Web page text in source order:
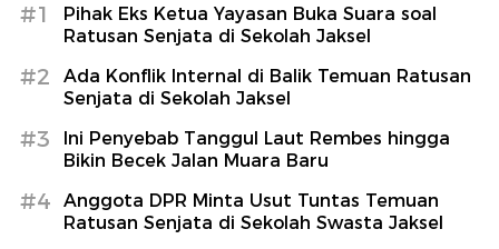
#1
Pihak Eks Ketua Yayasan Buka Suara soal
Ratusan Senjata di Sekolah Jaksel
#2
Ada Konflik Internal di Balik Temuan Ratusan
Senjata di Sekolah Jaksel
#3
Ini Penyebab Tanggul Laut Rembes hingga
Bikin Becek Jalan Muara Baru
#4
Anggota DPR Minta Usut Tuntas Temuan
Ratusan Senjata di Sekolah Swasta Jaksel